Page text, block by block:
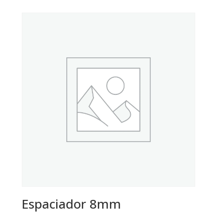
Espaciador 8mm